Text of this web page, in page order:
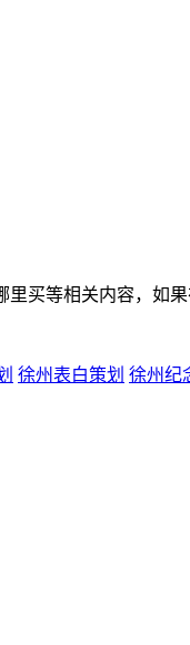
里买等相关内容，如
徐州表白策划 徐州纪